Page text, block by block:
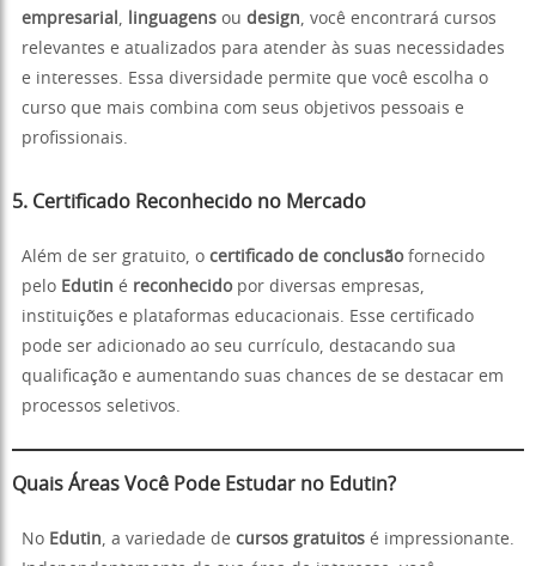
empresarial , linguagens ou design, você encontrará cursos
relevantes e atualizados para atender às suas necessidades
e interesses. Essa diversidade permite que você escolha o
curso que mais combina com seus objetivos pessoais e
profissionais.
5. Certificado Reconhecido no Mercado
Além de ser gratuito, o certificado de conclusãofornecido
pelo Edutin é reconhecidopor diversas empresas,
instituições e plataformas educacionais. Esse certificado
pode ser adicionado ao seu currículo, destacando sua
qualificação e aumentando suas chances de se destacar em
processos seletivos.
Quais Áreas Você Pode Estudar no Edutin?
No Edutin, a variedade de cursos gratuitos é impressionante.